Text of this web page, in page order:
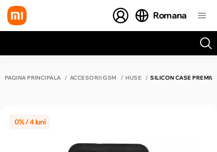
Romana
PAGINA PRINCIPALĂ ACCESORII GSM HUSE SILICON CASE
0% / 4 luni